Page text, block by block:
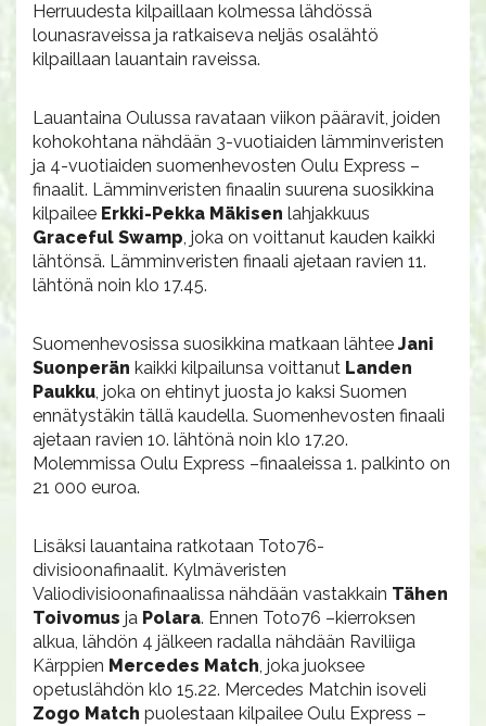
Herruudesta kilpaillaan kolmessa lähdössä
lounasraveissa ja ratkaiseva neljäs osalähtö
kilpaillaan lauantain raveissa.
Lauantaina Oulussa ravataan viikon pääravit, joiden
kohokohtana nähdään 3-vuotiaiden lämminveristen
ja 4-vuotiaiden suomenhevosten Oulu Express –
finaalit. Lämminveristen finaalin suurena suosikkina
kilpailee Erkki-Pekka Mäkisen lahjakkuus
Graceful Swamp, joka on voittanut kauden kaikki
lähtönsä. Lämminveristen finaali ajetaan ravien 11.
lähtönä noin klo 17.45.
Suomenhevosissa suosikkina matkaan lähtee Jani
Suonperän kaikki kilpailunsa voittanut Landen
Paukku, joka on ehtinyt juosta jo kaksi Suomen
ennätystäkin tällä kaudella. Suomenhevosten finaali
ajetaan ravien 10. lähtönä noin klo 17.20.
Molemmissa Oulu Express –finaaleissa 1. palkinto on
21 000 euroa.
Lisäksi lauantaina ratkotaan Toto76-
divisioonafinaalit. Kylmäveristen
Valiodivisioonafinaalissa nähdään vastakkain Tähen
Toivomus ja Polara. Ennen Toto76 –kierroksen
alkua, lähdön 4 jälkeen radalla nähdään Raviliiga
Kärppien Mercedes Match, joka juoksee
opetuslähdön klo 15.22. Mercedes Matchin isoveli
Zogo Match puolestaan kilpailee Oulu Express –